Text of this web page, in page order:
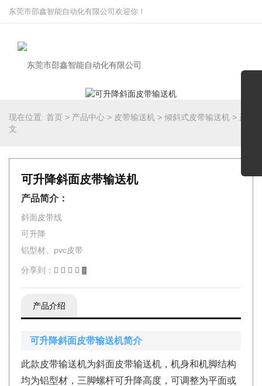
东莞市邵鑫智能自动化有限公司欢迎你！
现在位置: 首页 > 产品中心 > 皮带输送机 > 倾斜式皮带输送机 > 正
文
可升降斜面皮带输送机
产品简介：
斜面皮带线
可升降
铝型材、pvc皮带
分享到：
产品介绍
可升降斜面皮带输送机简介
此款皮带输送机为斜面皮带输送机，机身和机脚结构
均为铝型材，三脚螺杆可升降高度，可调整为平面或